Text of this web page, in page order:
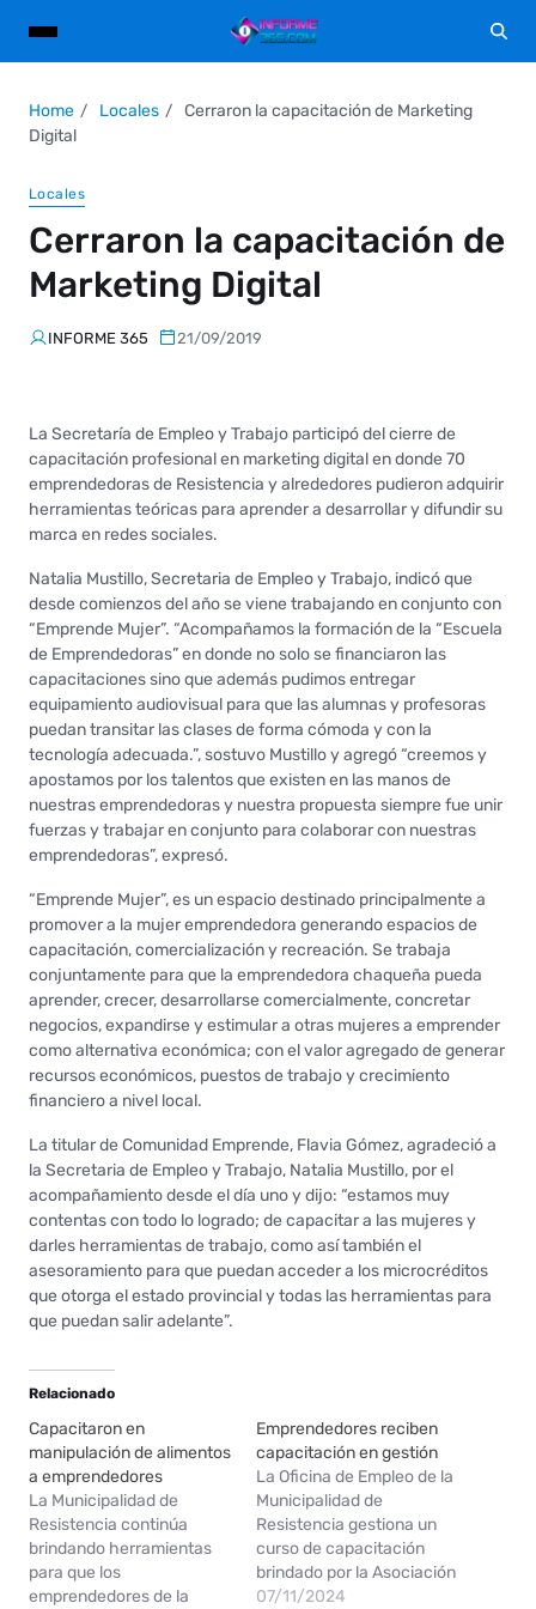
Home Locales
Cerraron la capacitación de Marketing
Digital
Locales
Cerraron la capacitación de
Marketing Digital
INFORME 365 21/09/2019
La Secretaría de Empleo y Trabajo participó del cierre de
capacitación profesional en marketing digital en donde 70
emprendedoras de Resistencia y alrededores pudieron adquirir
herramientas teóricas para aprender a desarrollar y difundir su
marca en redes sociales.
Natalia Mustillo, Secretaria de Empleo y Trabajo, indicó que
desde comienzos del año se viene trabajando en conjunto con
“Emprende Mujer”. “Acompañamos la formación de la “Escuela
de Emprendedoras” en donde no solo se financiaron las
capacitaciones sino que además pudimos entregar
equipamiento audiovisual para que las alumnas y profesoras
puedan transitar las clases de forma cómoda y con la
tecnología adecuada.”, sostuvo Mustillo y agregó “creemos y
apostamos por los talentos que existen en las manos de
nuestras emprendedoras y nuestra propuesta siempre fue unir
fuerzas y trabajar en conjunto para colaborar con nuestras
emprendedoras”, expresó.
“Emprende Mujer”, es un espacio destinado principalmente a
promover a la mujer emprendedora generando espacios de
capacitación, comercialización y recreación. Se trabaja
conjuntamente para que la emprendedora chaqueña pueda
aprender, crecer, desarrollarse comercialmente, concretar
negocios, expandirse y estimular a otras mujeres a emprender
como alternativa económica; con el valor agregado de generar
recursos económicos, puestos de trabajo y crecimiento
financiero a nivel local.
La titular de Comunidad Emprende, Flavia Gómez, agradeció a
la Secretaria de Empleo y Trabajo, Natalia Mustillo, por el
acompañamiento desde el día uno y dijo: “estamos muy
contentas con todo lo logrado; de capacitar a las mujeres y
darles herramientas de trabajo, como así también el
asesoramiento para que puedan acceder a los microcréditos
que otorga el estado provincial y todas las herramientas para
que puedan salir adelante”.
Relacionado
Capacitaron en
manipulación de alimentos
a emprendedores
La Municipalidad de
Resistencia continúa
brindando herramientas
para que los
emprendedores de la
Emprendedores reciben
capacitación en gestión
La Oficina de Empleo de la
Municipalidad de
Resistencia gestiona un
curso de capacitación
brindado por la Asociación
Demos; quienes desde
07/11/2024